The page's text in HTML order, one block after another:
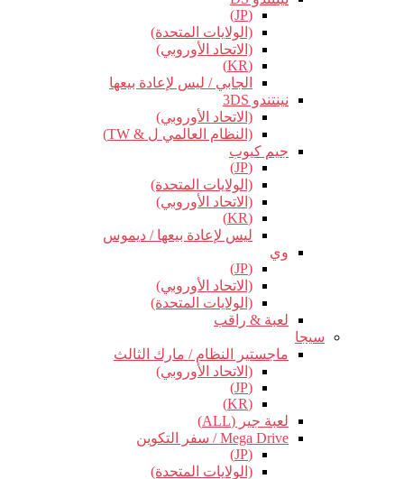
(JP)
(الولايات المتحدة)
(الاتحاد الأوروبي)
(KR)
الجابي / ليس لإعادة بيعها
نينتندو 3DS
(الاتحاد الأوروبي)
(النظام العالمي ل & TW)
جيم كيوب
(JP)
(الولايات المتحدة)
(الاتحاد الأوروبي)
(KR)
ليس لإعادة بيعها / ديموس
وي
(JP)
(الاتحاد الأوروبي)
(الولايات المتحدة)
لعبة & راقب
سيجا
ماجستير النظام / مارك الثالث
(الاتحاد الأوروبي)
(JP)
(KR)
لعبة جير (ALL)
Mega Drive / سفر التكوين
(JP)
(الولايات المتحدة)